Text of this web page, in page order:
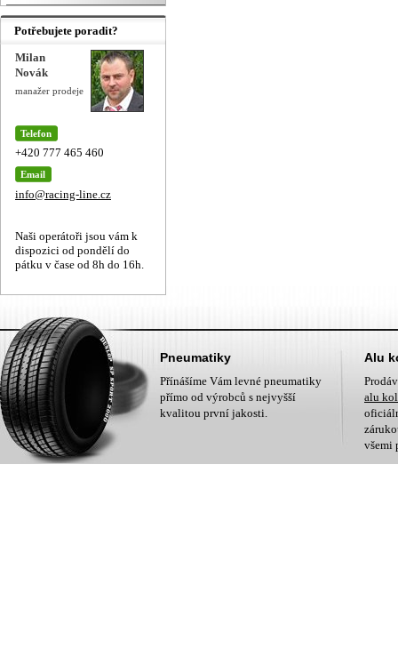
Potřebujete poradit?
Milan
Novák
manažer prodeje
Telefon
+420 777 465 460
Email
info@racing-line.cz
Naši operátoři jsou vám k
dispozici od pondělí do
pátku v čase od 8h do 16h.
Pneumatiky
Přínášíme Vám levné pneumatiky
přímo od výrobců s nejvyšší
kvalitou první jakosti.
Alu
alu
všemi